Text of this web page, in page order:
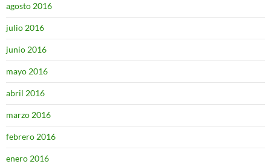
agosto 2016
julio 2016
junio 2016
mayo 2016
abril 2016
marzo 2016
febrero 2016
enero 2016